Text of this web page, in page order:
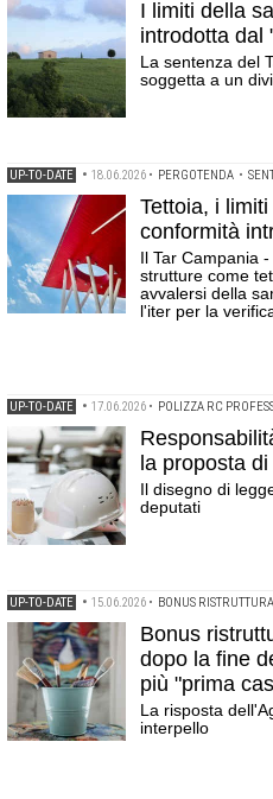
I limiti della
introdotta dal
La sentenza del
soggetta a un
UP-TO-DATE • 18.06.2026 • PERGOTENDA •
Tettoia, i
conformità
Il Tar Campania
strutture come
avvalersi della
l'iter per la
UP-TO-DATE • 17.06.2026 • POLIZZA RC
la proposta
Il disegno di
deputati
UP-TO-DATE • 15.06.2026 • BONUS
Bonus
dopo la fine
più "prima
La risposta
interpello